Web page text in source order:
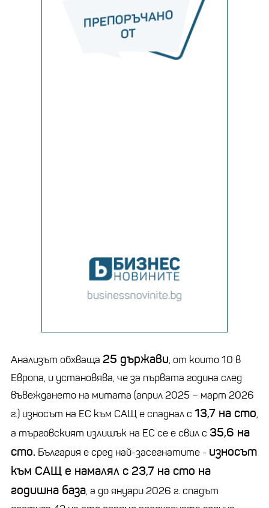
Анализът обхваща 25 държави, от които 10 в
Европа, и установява, че за първата година след
въвеждането на митата (април 2025 – март 2026
г.) износът на ЕС към САЩ е спаднал с 13,7 на сто,
а търговският излишък на ЕС се е свил с 35,6 на
сто. България е сред най-засегнатите - износът
към САЩ е намалял с 23,7 на сто на
годишна база, а до януари 2026 г. спадът